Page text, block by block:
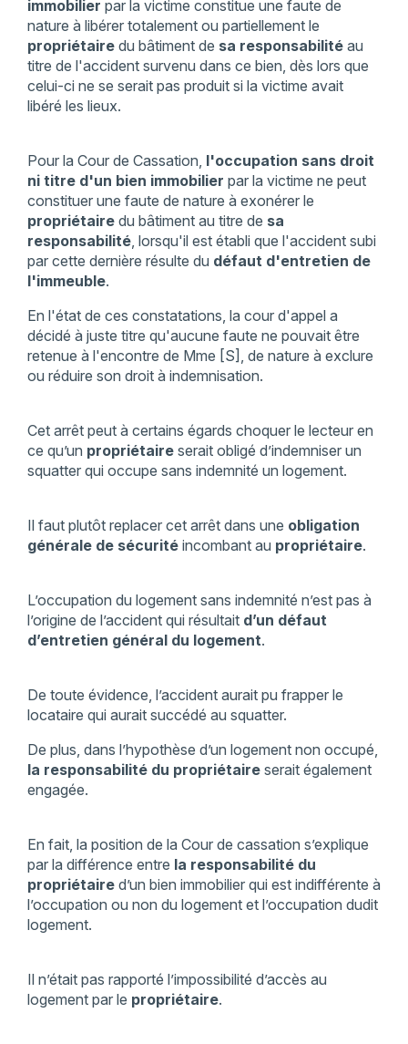
immobilier par la victime constitue une faute de
nature à libérer totalement ou partiellement le
propriétairedu bâtiment de sa responsabilitéau
titre de l'accident survenu dans ce bien, dès lors que
celui-ci ne se serait pas produit si la victime avait
libéré les lieux.
Pour la Cour de Cassation, l'occupation sans droit
ni titre d'un bien immobilier par la victime ne peut
constituer une faute de nature à exonérer le
propriétairedu bâtiment au titre de sa
responsabilité, lorsqu'il est établi que l'accident subi
par cette dernière résulte du défaut d'entretien de
l'immeuble.
En l'état de ces constatations, la cour d'appel a
décidé à juste titre qu'aucune faute ne pouvait être
retenue à l'encontre de Mme [S], de nature à exclure
ou réduire son droit à indemnisation.
Cet arrêt peut à certains égards choquer le lecteur en
ce qu’un propriétaireserait obligé d’indemniser un
squatter qui occupe sans indemnité un logement.
Il faut plutôt replacer cet arrêt dans une obligation
générale de sécuritéincombant au propriétaire.
L’occupation du logement sans indemnité n’est pas à
l’origine de l’accident qui résultait d’un défaut
d’entretien général du logement.
De toute évidence, l’accident aurait pu frapper le
locataire qui aurait succédé au squatter.
De plus, dans l’hypothèse d’un logement non occupé,
la responsabilité du propriétaireserait également
engagée.
En fait, la position de la Cour de cassation s’explique
par la différence entre la responsabilité du
propriétaired’un bien immobilier qui est indifférente à
l’occupation ou non du logement et l’occupation dudit
logement.
Il n’était pas rapporté l’impossibilité d’accès au
logement par le propriétaire.